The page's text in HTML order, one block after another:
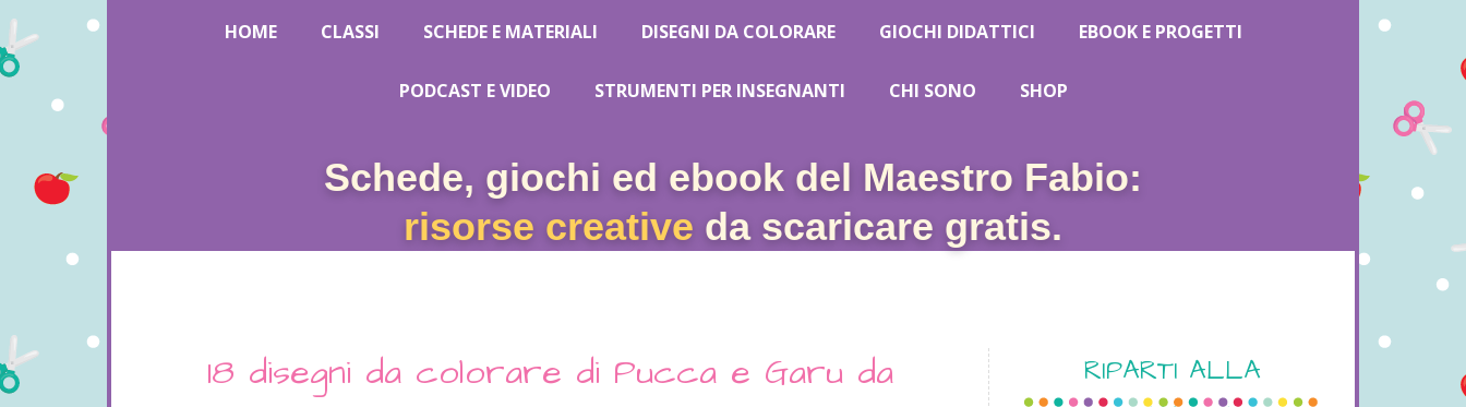
HOME CLASSI SCHEDE E MATERIALI DISEGNI DA COLORARE GIOCHI DIDATTICI EBOOK E PROGETTI
PODCAST E VIDEO STRUMENTI PER INSEGNANTI CHI SONO SHOP
Schede, giochi ed ebook del Maestro Fabio:
risorse creative da scaricare gratis.
18 disegni da colorare di Pucca e Garu da
RIPARTI ALLA